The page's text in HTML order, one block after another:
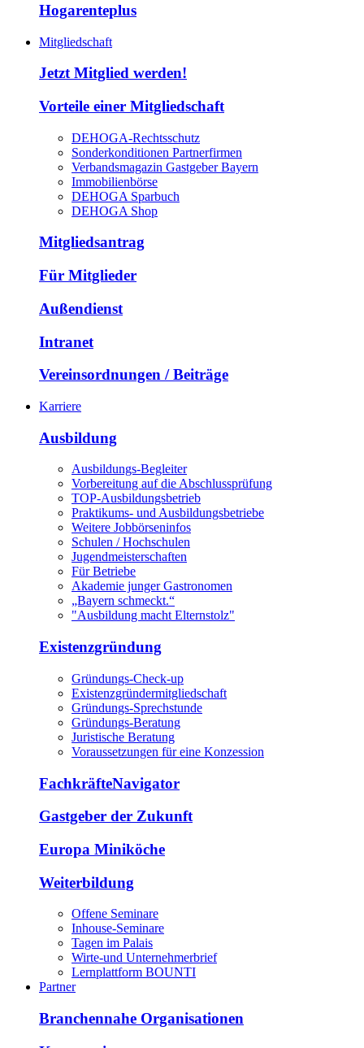
Hogarenteplus
Mitgliedschaft
Jetzt Mitglied werden!
Vorteile einer Mitgliedschaft
DEHOGA-Rechtsschutz
Sonderkonditionen Partnerfirmen
Verbandsmagazin Gastgeber Bayern
Immobilienbörse
DEHOGA Sparbuch
DEHOGA Shop
Mitgliedsantrag
Für Mitglieder
Außendienst
Intranet
Vereinsordnungen / Beiträge
Karriere
Ausbildung
Ausbildungs-Begleiter
Vorbereitung auf die Abschlussprüfung
TOP-Ausbildungsbetrieb
Praktikums- und Ausbildungsbetriebe
Weitere Jobbörseninfos
Schulen / Hochschulen
Jugendmeisterschaften
Für Betriebe
Akademie junger Gastronomen
„Bayern schmeckt.“
"Ausbildung macht Elternstolz"
Existenzgründung
Gründungs-Check-up
Existenzgründermitgliedschaft
Gründungs-Sprechstunde
Gründungs-Beratung
Juristische Beratung
Voraussetzungen für eine Konzession
FachkräfteNavigator
Gastgeber der Zukunft
Europa Miniköche
Weiterbildung
Offene Seminare
Inhouse-Seminare
Tagen im Palais
Wirte-und Unternehmerbrief
Lernplattform BOUNTI
Partner
Branchennahe Organisationen